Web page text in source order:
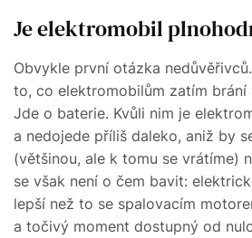
Je elektromobil
Obvykle první otázka
to, co elektromobilům zatím brání
Jde o baterie. Kvůli nim je
a nedojede příliš daleko, aniž by
(většinou, ale k tomu se vrátíme)
se však není o čem bavit:
lepší než to se spalovacím
a točivý moment dostupný od